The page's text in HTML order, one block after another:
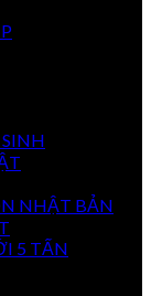
NHẬT BẢN
5 TẤN